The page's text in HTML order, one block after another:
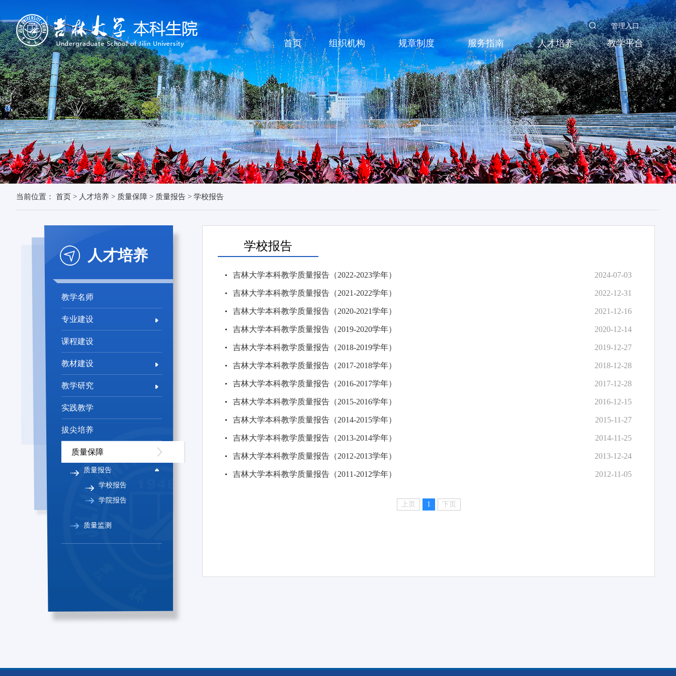
管理入口
首页 组织机构 规章制度 服务指南 人才培养 教学平台
当前位置： 首页 > 人才培养 > 质量保障 > 质量报告 > 学校报告
人才培养
教学名师
专业建设
课程建设
教材建设
教学研究
实践教学
拔尖培养
质量保障
质量报告
学校报告
学院报告
质量监测
学校报告
2024-07-03
吉林大学本科教学质量报告（2022-2023学年）
2022-12-31
吉林大学本科教学质量报告（2021-2022学年）
2021-12-16
吉林大学本科教学质量报告（2020-2021学年）
2020-12-14
吉林大学本科教学质量报告（2019-2020学年）
2019-12-27
吉林大学本科教学质量报告（2018-2019学年）
2018-12-28
吉林大学本科教学质量报告（2017-2018学年）
2017-12-28
吉林大学本科教学质量报告（2016-2017学年）
2016-12-15
吉林大学本科教学质量报告（2015-2016学年）
2015-11-27
吉林大学本科教学质量报告（2014-2015学年）
2014-11-25
吉林大学本科教学质量报告（2013-2014学年）
2013-12-24
吉林大学本科教学质量报告（2012-2013学年）
2012-11-05
吉林大学本科教学质量报告（2011-2012学年）
上页 1 下页